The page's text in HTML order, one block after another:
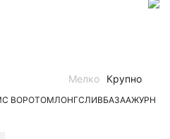
С ВОРОТОМЛОНГСЛИВБАЗААЖУРНЫЕ
Мелко Крупно